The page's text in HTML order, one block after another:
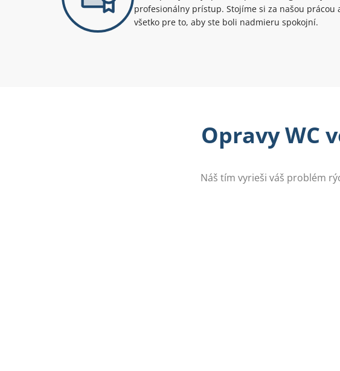
profesionálny prístup. Stojíme si za našou prácou
všetko pre to, aby ste boli nadmieru spokojní.
Opravy WC
Náš tím vyrieši váš problém